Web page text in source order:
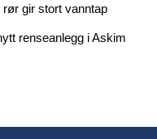
gir stort vanntap
renseanlegg i Askim